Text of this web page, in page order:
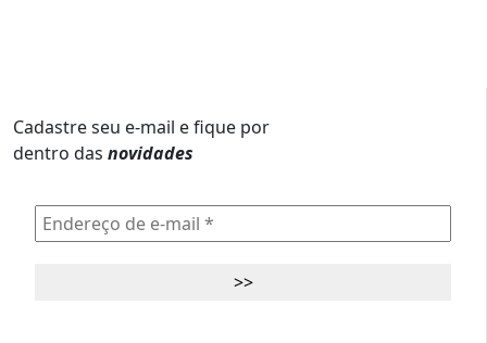
Cadastre seu e-mail e fique por
dentro das novidades